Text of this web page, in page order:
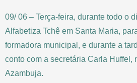
09/ 06 – Terça-feira, durante todo o
Alfabetiza Tchê em Santa Maria,
formadora municipal, e durante a
conto com a secretária Carla Huffel,
Azambuja.